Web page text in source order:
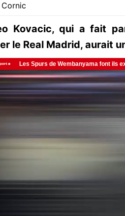
Kovacic, qui a fait
le Real Madrid, aurait